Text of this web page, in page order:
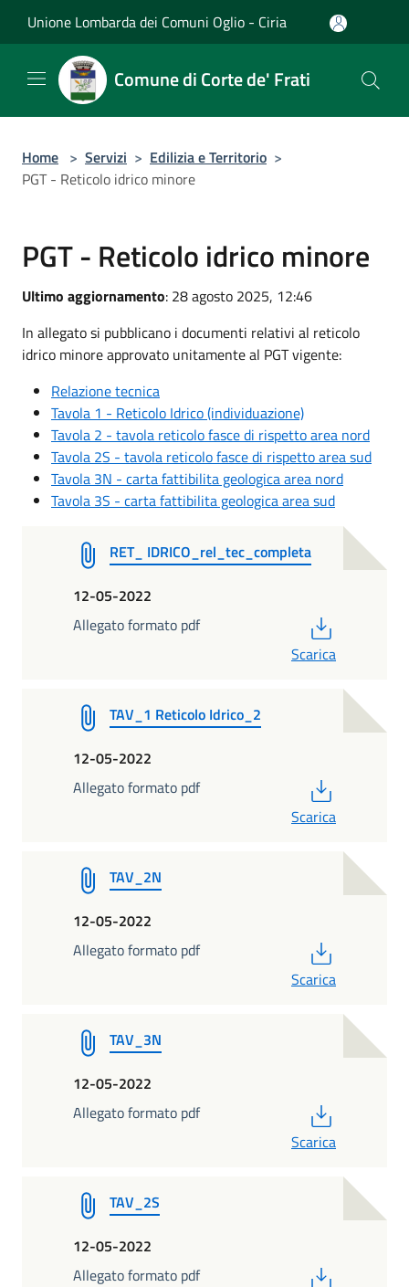
Unione Lombarda dei Comuni Oglio - Ciria
Comune di Corte de' Frati
Home > Servizi > Edilizia e Territorio >
PGT - Reticolo idrico minore
PGT - Reticolo idrico minore
Ultimo aggiornamento: 28 agosto 2025, 12:46
In allegato si pubblicano i documenti relativi al reticolo
idrico minore approvato unitamente al PGT vigente:
Relazione tecnica
Tavola 1 - Reticolo Idrico (individuazione)
Tavola 2 - tavola reticolo fasce di rispetto area nord
Tavola 2S - tavola reticolo fasce di rispetto area sud
Tavola 3N - carta fattibilita geologica area nord
Tavola 3S - carta fattibilita geologica area sud
RET_ IDRICO_rel_tec_completa
12-05-2022
Allegato formato pdf
Scarica
TAV_1 Reticolo Idrico_2
12-05-2022
Allegato formato pdf
Scarica
TAV_2N
12-05-2022
Allegato formato pdf
Scarica
TAV_3N
12-05-2022
Allegato formato pdf
Scarica
TAV_2S
12-05-2022
Allegato formato pdf